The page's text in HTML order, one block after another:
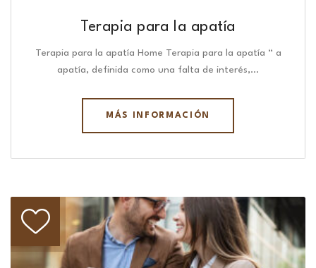
Terapia para la apatía
Terapia para la apatía Home Terapia para la apatía “ a
apatía, definida como una falta de interés,…
MÁS INFORMACIÓN